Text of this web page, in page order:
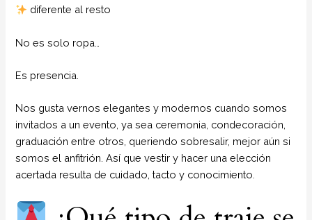
diferente al resto
No es solo ropa…
Es presencia.
Nos gusta vernos elegantes y modernos cuando somos
invitados a un evento, ya sea ceremonia, condecoración,
graduación entre otros, queriendo sobresalir, mejor aún si
somos el anfitrión. Así que vestir y hacer una elección
acertada resulta de cuidado, tacto y conocimiento.